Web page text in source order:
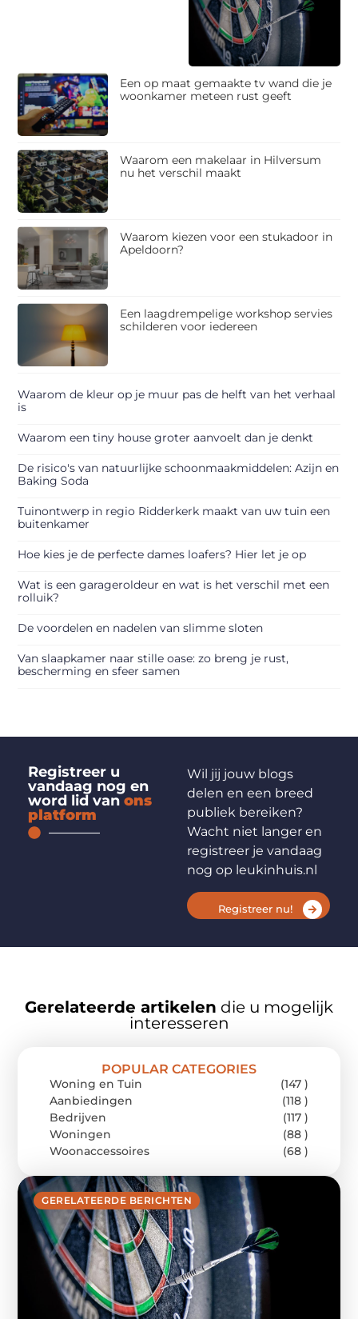
Een op maat gemaakte tv wand die je
woonkamer meteen rust geeft
Waarom een makelaar in Hilversum
nu het verschil maakt
Waarom kiezen voor een stukadoor in
Apeldoorn?
Een laagdrempelige workshop servies
schilderen voor iedereen
Waarom de kleur op je muur pas de helft van het verhaal
is
Waarom een tiny house groter aanvoelt dan je denkt
De risico's van natuurlijke schoonmaakmiddelen: Azijn en
Baking Soda
Tuinontwerp in regio Ridderkerk maakt van uw tuin een
buitenkamer
Hoe kies je de perfecte dames loafers? Hier let je op
Wat is een garageroldeur en wat is het verschil met een
rolluik?
De voordelen en nadelen van slimme sloten
Van slaapkamer naar stille oase: zo breng je rust,
bescherming en sfeer samen
Registreer u
vandaag nog en
word lid van ons
platform
Wil jij jouw blogs
delen en een breed
publiek bereiken?
Wacht niet langer en
registreer je vandaag
nog op leukinhuis.nl
Registreer nu!
Gerelateerde artikelen die u mogelijk
interesseren
GERELATEERDE BERICHTEN
POPULAR CATEGORIES
Woning en Tuin
(147 )
Aanbiedingen
(118 )
Bedrijven
(117 )
Woningen
(88 )
Woonaccessoires
(68 )